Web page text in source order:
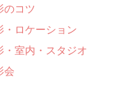
のコツ
・ロケーション
・室内・スタジオ
会